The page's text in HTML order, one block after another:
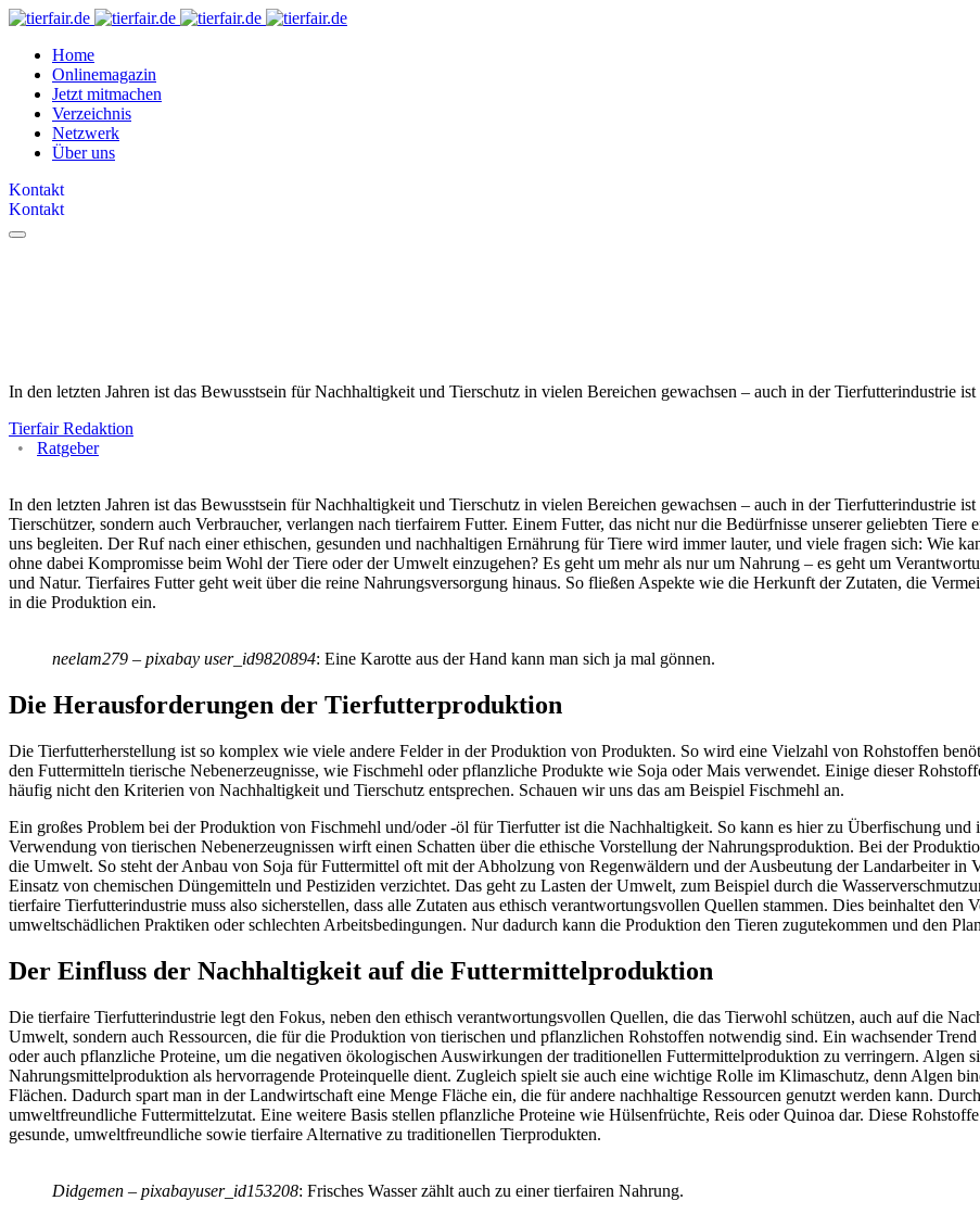
Home
Onlinemagazin
Jetzt mitmachen
Verzeichnis
Netzwerk
Über uns
Kontakt
Kontakt
In den letzten Jahren ist das Bewusstsein für Nachhaltigkeit und Tierschutz in vielen Bereichen gewachsen – auch in der Tierfutterindustrie ist
Tierfair Redaktion
Ratgeber
In den letzten Jahren ist das Bewusstsein für Nachhaltigkeit und Tierschutz in vielen Bereichen gewachsen – auch in der Tierfutterindustrie
Tierschützer, sondern auch Verbraucher, verlangen nach tierfairem Futter. Einem Futter, das nicht nur die Bedürfnisse unserer geliebten
uns begleiten. Der Ruf nach einer ethischen, gesunden und nachhaltigen Ernährung für Tiere wird immer lauter, und viele fragen sich: Wie
ohne dabei Kompromisse beim Wohl der Tiere oder der Umwelt einzugehen? Es geht um mehr als nur um Nahrung – es geht um
und Natur. Tierfaires Futter geht weit über die reine Nahrungsversorgung hinaus. So fließen Aspekte wie die Herkunft der Zutaten, die
in die Produktion ein.
neelam279 – pixabay user_id9820894: Eine Karotte aus der Hand kann man sich ja mal gönnen.
Die Herausforderungen der Tierfutterproduktion
Die Tierfutterherstellung ist so komplex wie viele andere Felder in der Produktion von Produkten. So wird eine Vielzahl von Rohstoffen
den Futtermitteln tierische Nebenerzeugnisse, wie Fischmehl oder pflanzliche Produkte wie Soja oder Mais verwendet. Einige dieser
häufig nicht den Kriterien von Nachhaltigkeit und Tierschutz entsprechen. Schauen wir uns das am Beispiel Fischmehl an.
Ein großes Problem bei der Produktion von Fischmehl und/oder -öl für Tierfutter ist die Nachhaltigkeit. So kann es hier zu Überfischung
Verwendung von tierischen Nebenerzeugnissen wirft einen Schatten über die ethische Vorstellung der Nahrungsproduktion. Bei der
die Umwelt. So steht der Anbau von Soja für Futtermittel oft mit der Abholzung von Regenwäldern und der Ausbeutung der Landarbeiter in
Einsatz von chemischen Düngemitteln und Pestiziden verzichtet. Das geht zu Lasten der Umwelt, zum Beispiel durch die
tierfaire Tierfutterindustrie muss also sicherstellen, dass alle Zutaten aus ethisch verantwortungsvollen Quellen stammen. Dies beinhaltet den
umweltschädlichen Praktiken oder schlechten Arbeitsbedingungen. Nur dadurch kann die Produktion den Tieren zugutekommen und den
Der Einfluss der Nachhaltigkeit auf die Futtermittelproduktion
Die tierfaire Tierfutterindustrie legt den Fokus, neben den ethisch verantwortungsvollen Quellen, die das Tierwohl schützen, auch auf die
Umwelt, sondern auch Ressourcen, die für die Produktion von tierischen und pflanzlichen Rohstoffen notwendig sind. Ein wachsender
oder auch pflanzliche Proteine, um die negativen ökologischen Auswirkungen der traditionellen Futtermittelproduktion zu verringern. Algen
Nahrungsmittelproduktion als hervorragende Proteinquelle dient. Zugleich spielt sie auch eine wichtige Rolle im Klimaschutz, denn Algen
Flächen. Dadurch spart man in der Landwirtschaft eine Menge Fläche ein, die für andere nachhaltige Ressourcen genutzt werden kann.
umweltfreundliche Futtermittelzutat. Eine weitere Basis stellen pflanzliche Proteine wie Hülsenfrüchte, Reis oder Quinoa dar. Diese
gesunde, umweltfreundliche sowie tierfaire Alternative zu traditionellen Tierprodukten.
Didgemen – pixabayuser_id153208: Frisches Wasser zählt auch zu einer tierfairen Nahrung.